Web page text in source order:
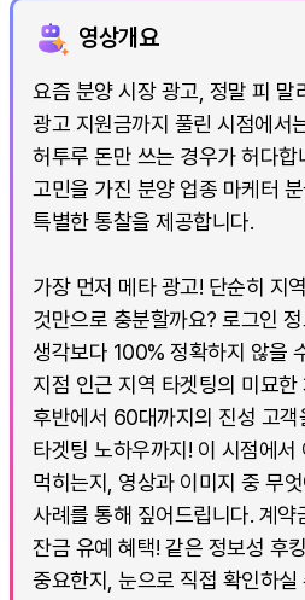
영상개요
요즘 분양 시장 광고, 정말 피 말
광고 지원금까지 풀린 시점에서
허투루 돈만 쓰는 경우가 허다합
고민을 가진 분양 업종 마케터
특별한 통찰을 제공합니다.
가장 먼저 메타 광고! 단순히 지
것만으로 충분할까요? 로그인
생각보다 100% 정확하지 않을
지점 인근 지역 타겟팅의 미묘
후반에서 60대까지의 진성 고객
타겟팅 노하우까지! 이 시점에서
먹히는지, 영상과 이미지 중 무
사례를 통해 짚어드립니다. 계
잔금 유예 혜택! 같은 정보성 후
중요한지, 눈으로 직접 확인하실